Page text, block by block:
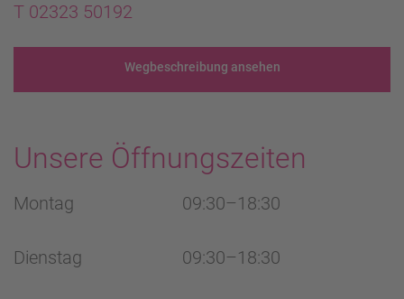
T 02323 50192
Wegbeschreibung ansehen
Unsere Öffnungszeiten
Montag 09:30–18:30
Dienstag 09:30–18:30